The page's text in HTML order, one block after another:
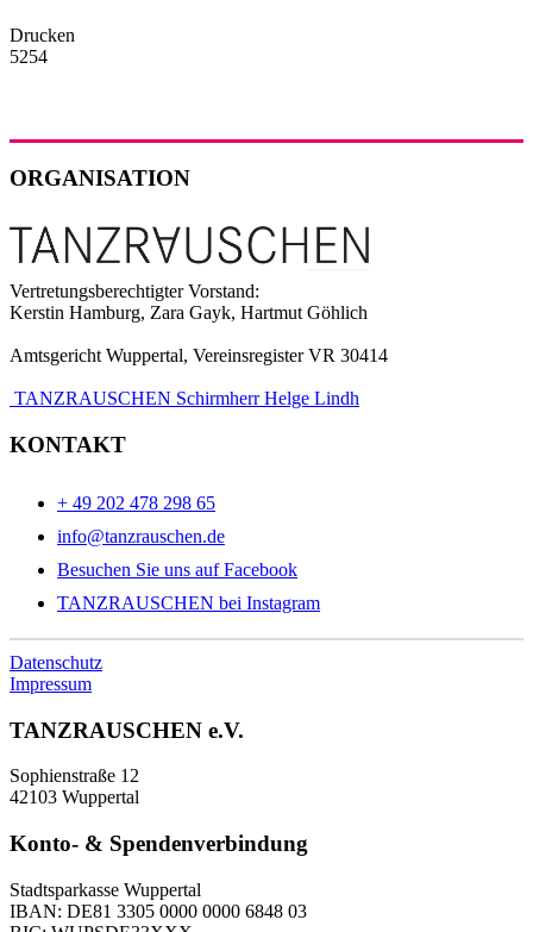
Drucken
5254
ORGANISATION
Vertretungsberechtigter Vorstand:
Kerstin Hamburg, Zara Gayk, Hartmut Göhlich
Amtsgericht Wuppertal, Vereinsregister VR 30414
TANZRAUSCHEN Schirmherr Helge Lindh
KONTAKT
+ 49 202 478 298 65
info@tanzrauschen.de
Besuchen Sie uns auf Facebook
TANZRAUSCHEN bei Instagram
Datenschutz
Impressum
TANZRAUSCHEN e.V.
Sophienstraße 12
42103 Wuppertal
Konto- & Spendenverbindung
Stadtsparkasse Wuppertal
IBAN: DE81 3305 0000 0000 6848 03